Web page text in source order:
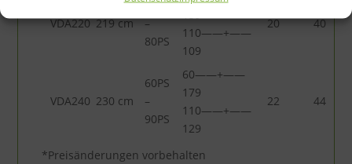
VDA220 219 cm
50PS
–
80PS
159
110——+——
109
20 40
VDA240 230 cm
60PS
–
90PS
60——+——
179
110——+——
129
22 44
*Preisänderungen vorbehalten